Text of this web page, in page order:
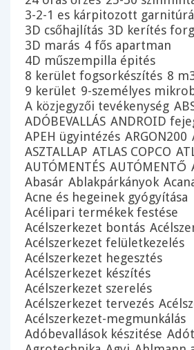
3-2-1 es kárpitozott
3D csőhajlítás 3D kerítés
3D marás 4 fős apartman
4D műszempilla épités
8 kerület fogsorkészítés 8
9 kerület 9-személyes
A közjegyzői tevékenység
ADÓBEVALLÁS ANDROID
APEH ügyintézés ARGON200
ASZTALLAP ATLAS COPCO
AUTÓMENTÉS AUTÓMENTŐ
Abasár Ablakpárkányok
Acne és hegeinek gyógyítása
Acélipari termékek festése
Acélszerkezet bontás
Acélszerkezet felületkezelés
Acélszerkezet hegesztés
Acélszerkezet készítés
Acélszerkezet szerelés
Acélszerkezet tervezés
Acélszerkezet-megmunkálás
Adóbevallások készitése